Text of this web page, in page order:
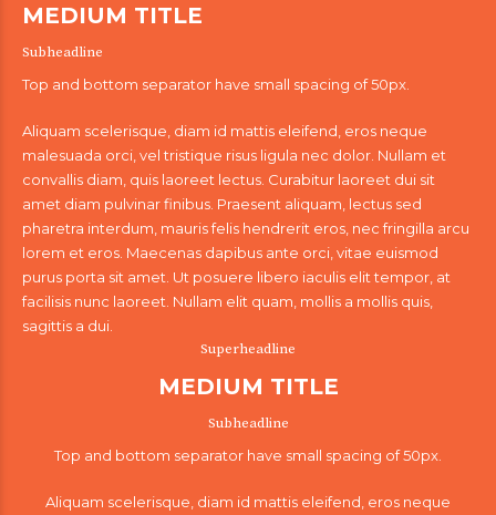
MEDIUM TITLE
Subheadline
Top and bottom separator have small spacing of 50px.
Aliquam scelerisque, diam id mattis eleifend, eros neque
malesuada orci, vel tristique risus ligula nec dolor. Nullam et
convallis diam, quis laoreet lectus. Curabitur laoreet dui sit
amet diam pulvinar finibus. Praesent aliquam, lectus sed
pharetra interdum, mauris felis hendrerit eros, nec fringilla arcu
lorem et eros. Maecenas dapibus ante orci, vitae euismod
purus porta sit amet. Ut posuere libero iaculis elit tempor, at
facilisis nunc laoreet. Nullam elit quam, mollis a mollis quis,
sagittis a dui.
Superheadline
MEDIUM TITLE
Subheadline
Top and bottom separator have small spacing of 50px.
Aliquam scelerisque, diam id mattis eleifend, eros neque